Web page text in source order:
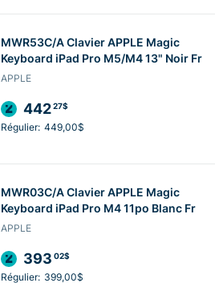
MWR53C/A Clavier APPLE Magic
Keyboard iPad Pro M5/M4 13" Noir Fr
APPLE
44227$
Régulier: 449,00$
MWR03C/A Clavier APPLE Magic
Keyboard iPad Pro M4 11po Blanc Fr
APPLE
393 02$
Régulier: 399,00$